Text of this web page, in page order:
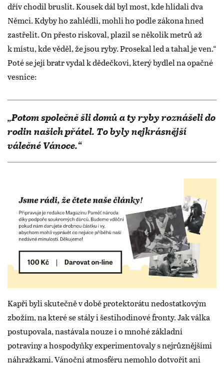
dřív chodil bruslit. Kousek dál byl most, kde hlídali dva
Němci. Kdyby ho zahlédli, mohli ho podle zákona hned
zastřelit. On přesto riskoval, plazil se několik metrů až
k místu, kde věděl, že jsou ryby. Prosekal led a tahal je ven.“
Poté se její bratr vydal k dědečkovi, který bydlel na opačné
vesnice:
„Potom společně šli domů a ty ryby roznášeli do
rodin našich přátel. To byly nejkrásnější
válečné Vánoce.“
Kapři byli skutečně v době protektorátu nedostatkovým
zbožím, na které se stály i šestihodinové fronty. Jak válka
postupovala, nastávala nouze i o mnohé základní
potraviny a hospodyňky experimentovaly s nejrůznějšími
náhražkami. Vánoční atmosféru nemohlo dotvořit ani